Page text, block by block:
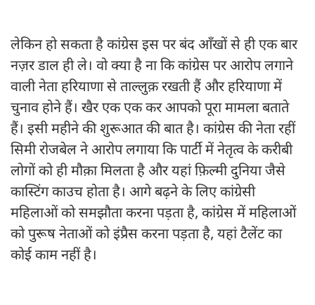
लेकिन हो सकता है कांग्रेस इस पर बंद आँखों से ही एक बार
नज़र डाल ही ले। वो क्या है ना कि कांग्रेस पर आरोप लगाने
वाली नेता हरियाणा से ताल्लुक़ रखती हैं और हरियाणा में
चुनाव होने हैं। खैर एक एक कर आपको पूरा मामला बताते
हैं। इसी महीने की शुरूआत की बात है। कांग्रेस की नेता रहीं
सिमी रोजबेल ने आरोप लगाया कि पार्टी में नेतृत्व के करीबी
लोगों को ही मौक़ा मिलता है और यहां फ़िल्मी दुनिया जैसे
कास्टिंग काउच होता है। आगे बढ़ने के लिए कांग्रेसी
महिलाओं को समझौता करना पड़ता है, कांग्रेस में महिलाओं
को पुरूष नेताओं को इंप्रैस करना पड़ता है, यहां टैलेंट का
कोई काम नहीं है।